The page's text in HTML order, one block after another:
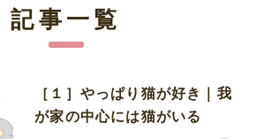
記事一覧
［１］やっぱり猫が好き｜我
が家の中心には猫がいる